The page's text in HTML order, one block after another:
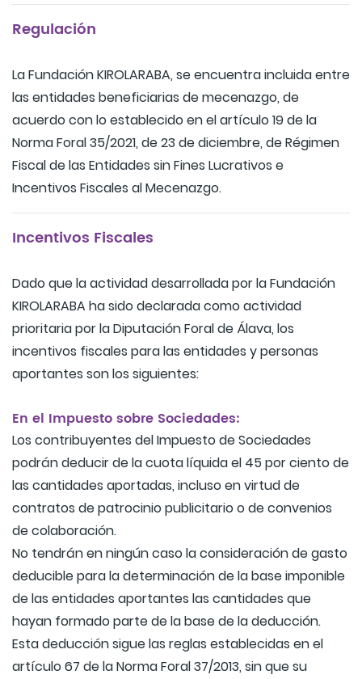
Regulación
La Fundación KIROLARABA, se encuentra incluida entre
las entidades beneficiarias de mecenazgo, de
acuerdo con lo establecido en el artículo 19 de la
Norma Foral 35/2021, de 23 de diciembre, de Régimen
Fiscal de las Entidades sin Fines Lucrativos e
Incentivos Fiscales al Mecenazgo.
Incentivos Fiscales
Dado que la actividad desarrollada por la Fundación
KIROLARABA ha sido declarada como actividad
prioritaria por la Diputación Foral de Álava, los
incentivos fiscales para las entidades y personas
aportantes son los siguientes:
En el Impuesto sobre Sociedades:
Los contribuyentes del Impuesto de Sociedades
podrán deducir de la cuota líquida el 45 por ciento de
las cantidades aportadas, incluso en virtud de
contratos de patrocinio publicitario o de convenios
de colaboración.
No tendrán en ningún caso la consideración de gasto
deducible para la determinación de la base imponible
de las entidades aportantes las cantidades que
hayan formado parte de la base de la deducción.
Esta deducción sigue las reglas establecidas en el
artículo 67 de la Norma Foral 37/2013, sin que su